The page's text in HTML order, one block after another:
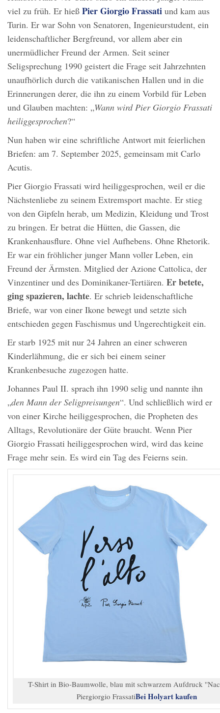
viel zu früh. Er hieß Pier Giorgio Frassati und kam aus
Turin. Er war Sohn von Senatoren, Ingenieurstudent, ein
leidenschaftlicher Bergfreund, vor allem aber ein
unermüdlicher Freund der Armen. Seit seiner
Seligsprechung 1990 geistert die Frage seit Jahrzehnten
unaufhörlich durch die vatikanischen Hallen und in die
Erinnerungen derer, die ihn zu einem Vorbild für Leben
und Glauben machten: „Wann wird Pier Giorgio Frassati
heiliggesprochen?“
Nun haben wir eine schriftliche Antwort mit feierlichen
Briefen: am 7. September 2025, gemeinsam mit Carlo
Acutis.
Pier Giorgio Frassati wird heiliggesprochen, weil er die
Nächstenliebe zu seinem Extremsport machte. Er stieg
von den Gipfeln herab, um Medizin, Kleidung und Trost
zu bringen. Er betrat die Hütten, die Gassen, die
Krankenhausflure. Ohne viel Aufhebens. Ohne Rhetorik.
Er war ein fröhlicher junger Mann voller Leben, ein
Freund der Ärmsten. Mitglied der Azione Cattolica, der
Vinzentiner und des Dominikaner-Tertiären. Er betete,
ging spazieren, lachte. Er schrieb leidenschaftliche
Briefe, war von einer Ikone bewegt und setzte sich
entschieden gegen Faschismus und Ungerechtigkeit ein.
Er starb 1925 mit nur 24 Jahren an einer schweren
Kinderlähmung, die er sich bei einem seiner
Krankenbesuche zugezogen hatte.
Johannes Paul II. sprach ihn 1990 selig und nannte ihn
„den Mann der Seligpreisungen“. Und schließlich wird er
von einer Kirche heiliggesprochen, die Propheten des
Alltags, Revolutionäre der Güte braucht. Wenn Pier
Giorgio Frassati heiliggesprochen wird, wird das keine
Frage mehr sein. Es wird ein Tag des Feierns sein.
T-Shirt in Bio-Baumwolle, blau mit schwarzem Aufdruck
Piergiorgio FrassatiBei Holyart kaufen